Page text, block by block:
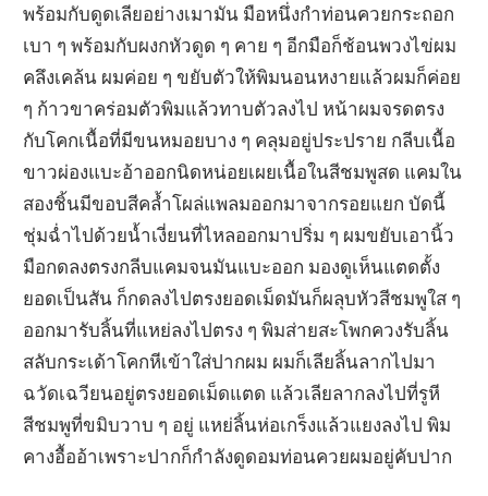
พร้อมกับดูดเลียอย่างเมามัน มือหนึ่งกำท่อนควยกระถอก
เบา ๆ พร้อมกับผงกหัวดูด ๆ คาย ๆ อีกมือก็ช้อนพวงไข่ผม
คลึงเคล้น ผมค่อย ๆ ขยับตัวให้พิมนอนหงายแล้วผมก็ค่อย
ๆ ก้าวขาคร่อมตัวพิมแล้วทาบตัวลงไป หน้าผมจรดตรง
กับโคกเนื้อที่มีขนหมอยบาง ๆ คลุมอยู่ประปราย กลีบเนื้อ
ขาวผ่องแบะอ้าออกนิดหน่อยเผยเนื้อในสีชมพูสด แคมใน
สองชิ้นมีขอบสีคล้ำโผล่แพลมออกมาจากรอยแยก บัดนี้
ชุ่มฉ่ำไปด้วยน้ำเงี่ยนที่ไหลออกมาปริ่ม ๆ ผมขยับเอานิ้ว
มือกดลงตรงกลีบแคมจนมันแบะออก มองดูเห็นแตดตั้ง
ยอดเป็นสัน ก็กดลงไปตรงยอดเม็ดมันก็ผลุบหัวสีชมพูใส ๆ
ออกมารับลิ้นที่แหย่ลงไปตรง ๆ พิมส่ายสะโพกควงรับลิ้น
สลับกระเด้าโคกหีเข้าใส่ปากผม ผมก็เลียลิ้นลากไปมา
ฉวัดเฉวียนอยู่ตรงยอดเม็ดแตด แล้วเลียลากลงไปที่รูหี
สีชมพูที่ขมิบวาบ ๆ อยู่ แหย่ลิ้นห่อเกร็งแล้วแยงลงไป พิม
คางอื้ออ้าเพราะปากก็กำลังดูดอมท่อนควยผมอยู่คับปาก